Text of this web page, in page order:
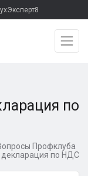
по
Профклуба
декларация по НДС